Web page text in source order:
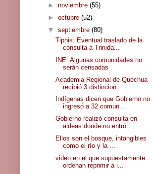
► noviembre (55)
► octubre (52)
▼ septiembre (80)
Tipnis: Eventual traslado de la
consulta a Trinida...
INE: Algunas comunidades no
serán censadas
Academia Regional de Quechua
recibió 3 distincion...
Indígenas dicen que Gobierno no
ingresó a 32 comun...
Gobierno realizó consulta en
aldeas donde no entró...
Ellos son el bosque, intangibles
como el río y la ...
video en el que supuestamente
ordenan reprimir a i...